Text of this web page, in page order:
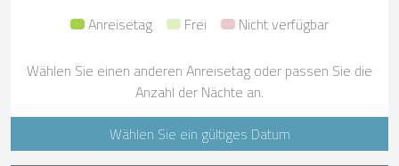
Anreisetag
Frei Nicht verfügbar
Wählen Sie einen anderen Anreisetag oder passen Sie die
Anzahl der Nächte an.
Wählen Sie ein gültiges Datum